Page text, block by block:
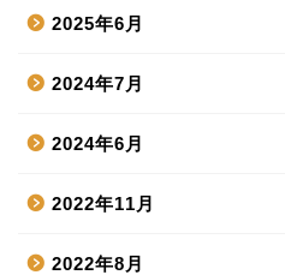
2025年6月
2024年7月
2024年6月
2022年11月
2022年8月